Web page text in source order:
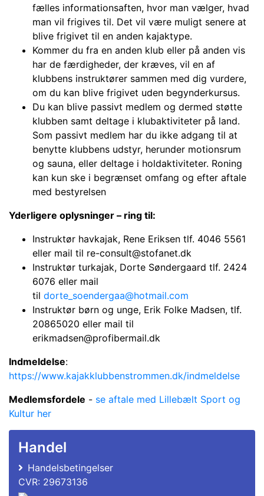
fælles informationsaften, hvor man vælger, hvad
man vil frigives til. Det vil være muligt senere at
blive frigivet til en anden kajaktype.
Kommer du fra en anden klub eller på anden vis
har de færdigheder, der kræves, vil en af
klubbens instruktører sammen med dig vurdere,
om du kan blive frigivet uden begynderkursus.
Du kan blive passivt medlem og dermed støtte
klubben samt deltage i klubaktiviteter på land.
Som passivt medlem har du ikke adgang til at
benytte klubbens udstyr, herunder motionsrum
og sauna, eller deltage i holdaktiviteter. Roning
kan kun ske i begrænset omfang og efter aftale
med bestyrelsen
Yderligere oplysninger – ring til:
Instruktør havkajak, Rene Eriksen tlf. 4046 5561
eller mail til re-consult@stofanet.dk
Instruktør turkajak, Dorte Søndergaard tlf. 2424
6076 eller mail
til dorte_soendergaa@hotmail.com
Instruktør børn og unge, Erik Folke Madsen, tlf.
20865020 eller mail til
erikmadsen@profibermail.dk
Indmeldelse:
https://www.kajakklubbenstrommen.dk/indmeldelse
Medlemsfordele - se aftale med Lillebælt Sport og
Kultur her
Handel
Handelsbetingelser
CVR: 29673136